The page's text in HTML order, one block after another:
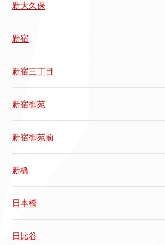
新大久保
新宿
新宿三丁目
新宿御苑
新宿御苑前
新橋
日本橋
日比谷